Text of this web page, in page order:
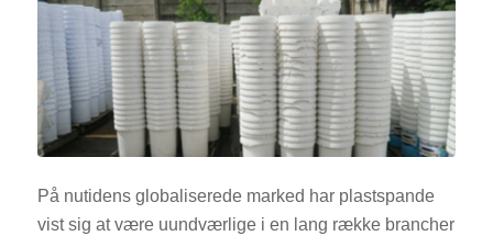
På nutidens globaliserede marked har plastspande
vist sig at være uundværlige i en lang række brancher